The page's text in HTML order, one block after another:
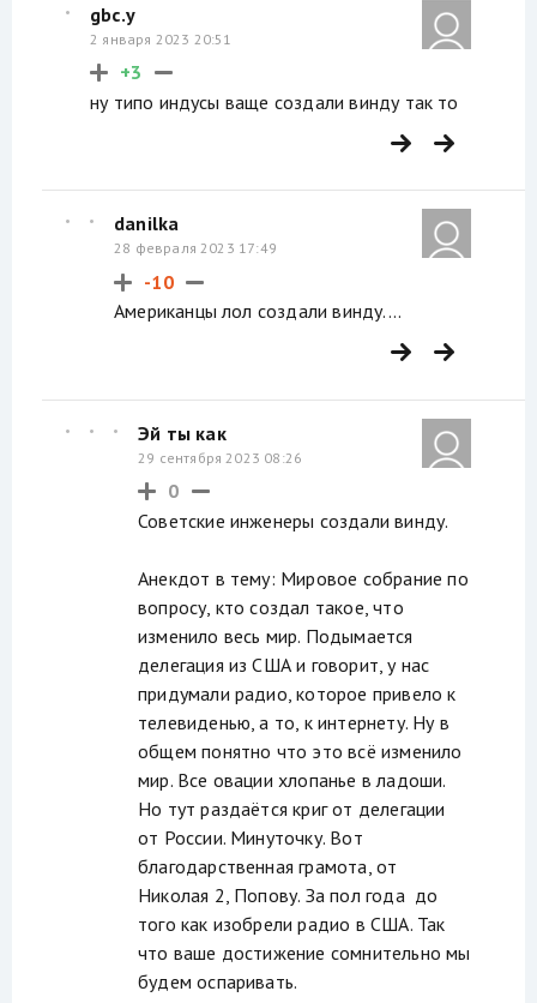
gbc.y
2 января 2023 20:51
+3
ну типо индусы ваще создали винду так то
danilka
28 февраля 2023 17:49
-10
Американцы лол создали винду....
Эй ты как
29 сентября 2023 08:26
0
Советские инженеры создали винду.
Анекдот в тему: Мировое собрание по
вопросу, кто создал такое, что
изменило весь мир. Подымается
делегация из США и говорит, у нас
придумали радио, которое привело к
телевиденью, а то, к интернету. Ну в
общем понятно что это всё изменило
мир. Все овации хлопанье в ладоши.
Но тут раздаётся криг от делегации
от России. Минуточку. Вот
благодарственная грамота, от
Николая 2, Попову. За пол года до
того как изобрели радио в США. Так
что ваше достижение сомнительно мы
будем оспаривать.